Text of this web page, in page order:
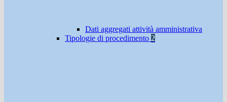
Dati aggregati attività amministrativa
Tipologie di procedimento 2